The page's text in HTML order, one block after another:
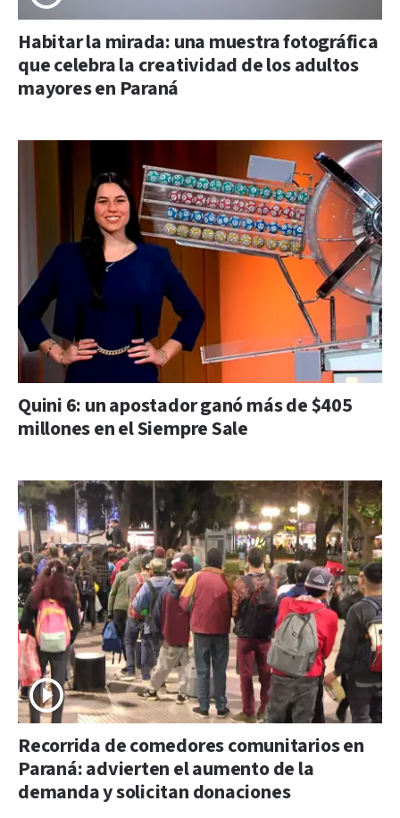
Habitar la mirada: una muestra fotográfica
que celebra la creatividad de los adultos
mayores en Paraná
Quini 6: un apostador ganó más de $405
millones en el Siempre Sale
Recorrida de comedores comunitarios en
Paraná: advierten el aumento de la
demanda y solicitan donaciones